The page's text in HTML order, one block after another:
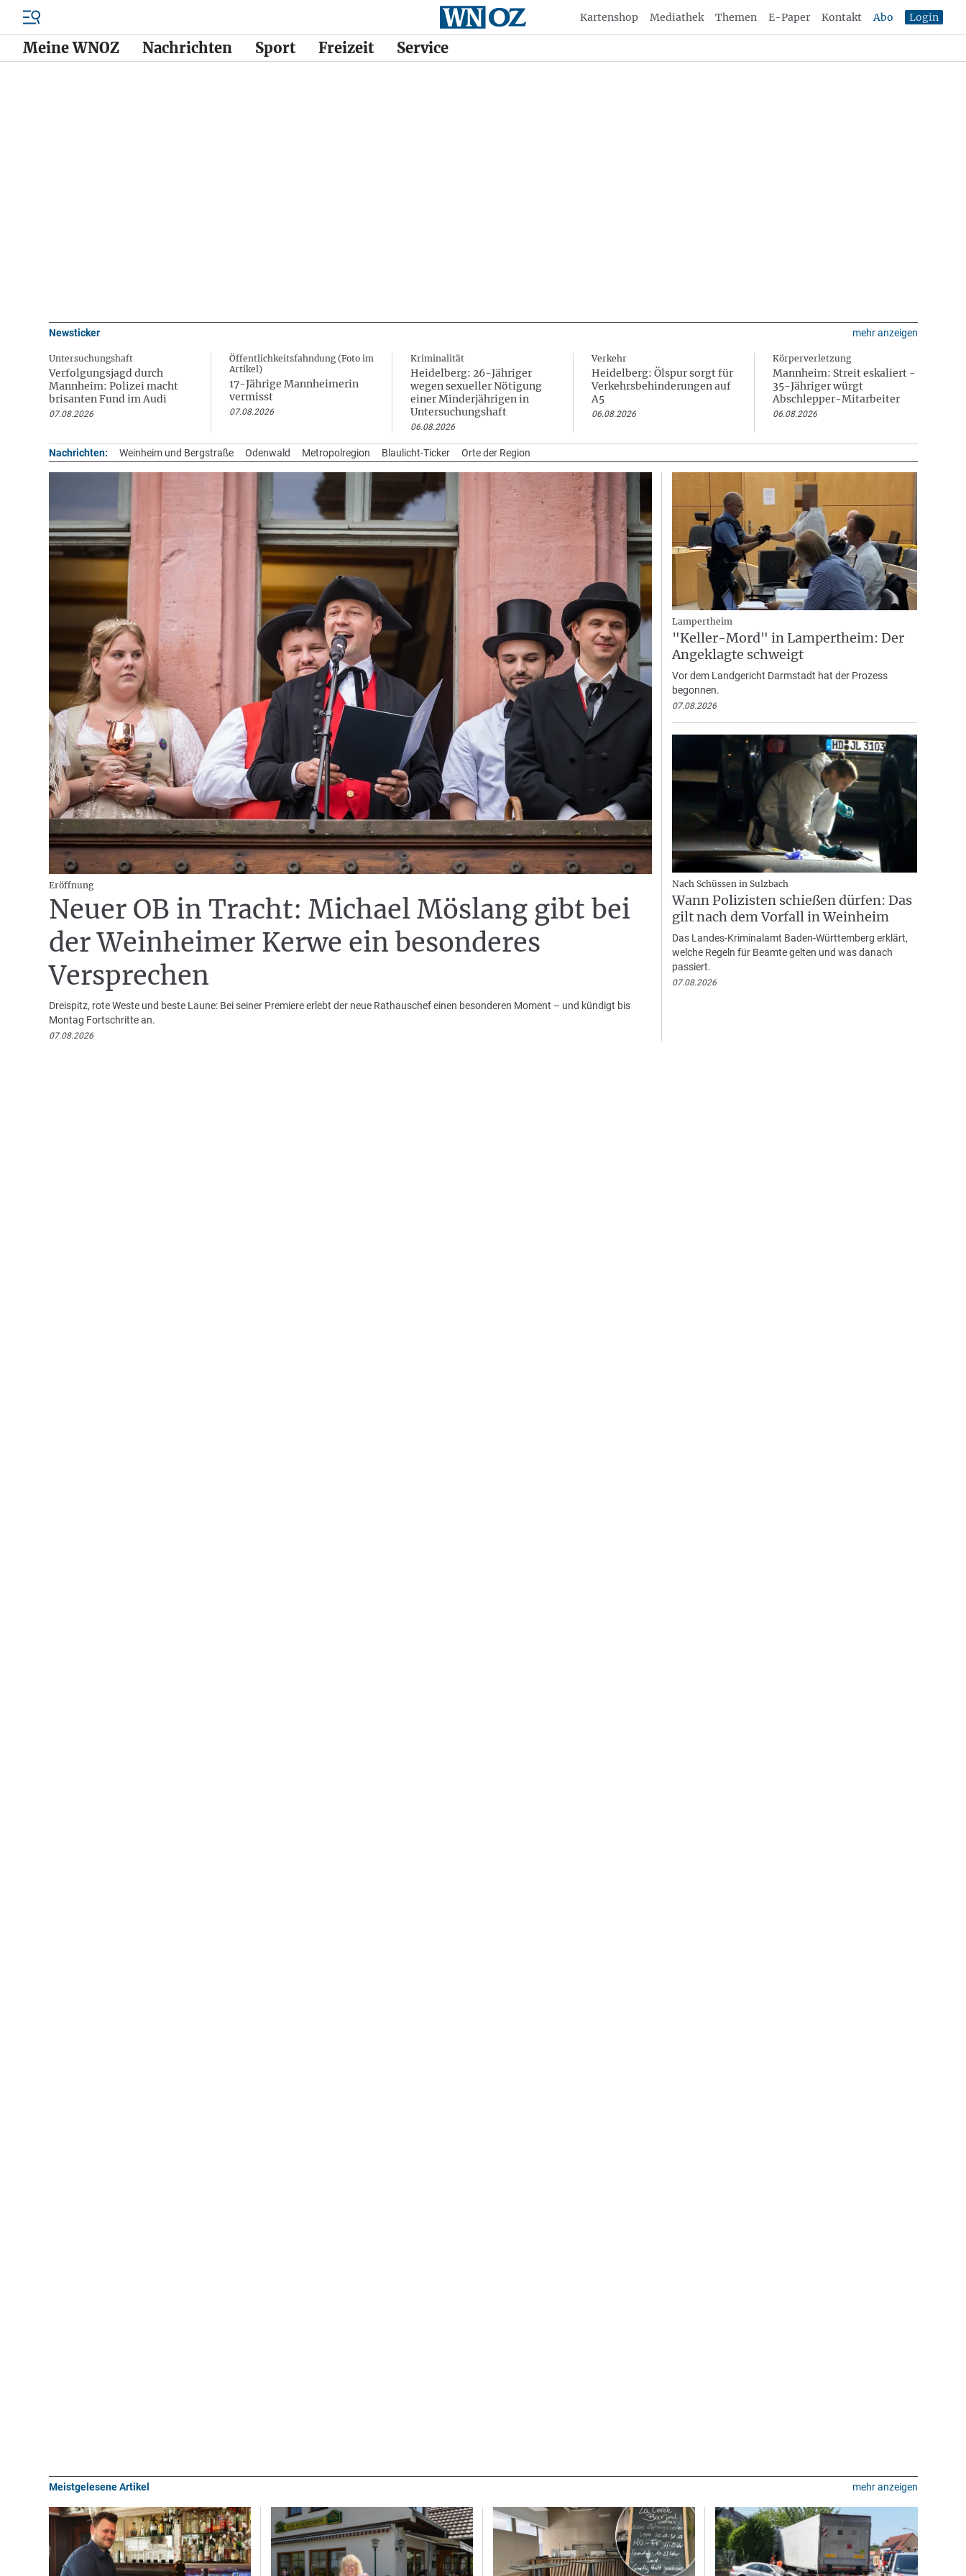
Kartenshop Mediathek Themen E-Paper Kontakt Abo Login
Meine WNOZ Nachrichten Sport Freizeit Service
Newsticker mehr anzeigen
Untersuchungshaft
Verfolgungsjagd durch
Mannheim: Polizei macht
brisanten Fund im Audi
07.08.2026
Öffentlichkeitsfahndung (Foto im
Artikel)
17-Jährige Mannheimerin
vermisst
07.08.2026
Kriminalität
Heidelberg: 26-Jähriger
wegen sexueller Nötigung
einer Minderjährigen in
Untersuchungshaft
06.08.2026
Verkehr
Heidelberg: Ölspur sorgt für
Verkehrsbehinderungen auf
A5
06.08.2026
Körperverletzung
Mannheim: Streit eskaliert -
35-Jähriger würgt
Abschlepper-Mitarbeiter
06.08.2026
Nachrichten: Weinheim und Bergstraße Odenwald Metropolregion Blaulicht-Ticker Orte der Region
Eröffnung
Neuer OB in Tracht: Michael Möslang gibt bei
der Weinheimer Kerwe ein besonderes
Versprechen
Dreispitz, rote Weste und beste Laune: Bei seiner Premiere erlebt der neue Rathauschef einen besonderen Moment – und kündigt bis
Montag Fortschritte an.
07.08.2026
Lampertheim
"Keller-Mord" in Lampertheim: Der
Angeklagte schweigt
Vor dem Landgericht Darmstadt hat der Prozess
begonnen.
07.08.2026
Nach Schüssen in Sulzbach
Wann Polizisten schießen dürfen: Das
gilt nach dem Vorfall in Weinheim
Das Landes-Kriminalamt Baden-Württemberg erklärt,
welche Regeln für Beamte gelten und was danach
passiert.
07.08.2026
Meistgelesene Artikel mehr anzeigen